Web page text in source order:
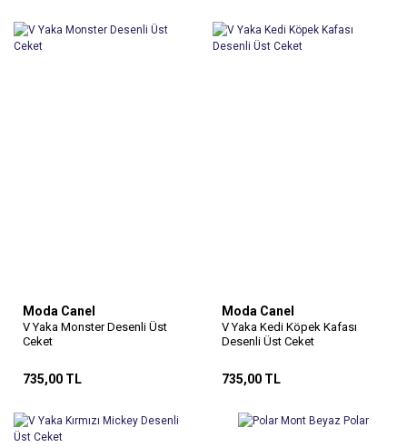
Moda Canel
V Yaka Monster Desenli Üst
Ceket
735,00 TL
Moda Canel
V Yaka Kedi Köpek Kafası
Desenli Üst Ceket
735,00 TL